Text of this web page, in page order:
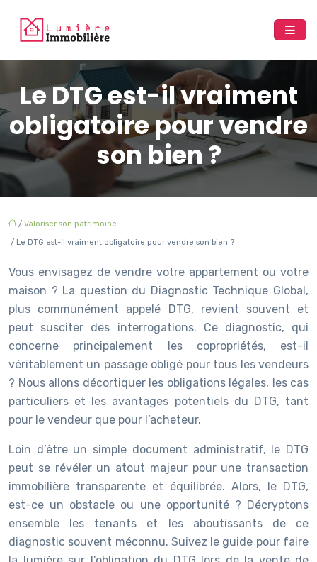
Le DTG est-il vraiment
obligatoire pour vendre
son bien ?
/ Valoriser son patrimoine
/ Le DTG est-il vraiment obligatoire pour vendre son bien ?
Vous envisagez de vendre votre appartement ou votre
maison ? La question du Diagnostic Technique Global,
plus communément appelé DTG, revient souvent et
peut susciter des interrogations. Ce diagnostic, qui
concerne principalement les copropriétés, est-il
véritablement un passage obligé pour tous les vendeurs
? Nous allons décortiquer les obligations légales, les cas
particuliers et les avantages potentiels du DTG, tant
pour le vendeur que pour l’acheteur.
Loin d’être un simple document administratif, le DTG
peut se révéler un atout majeur pour une transaction
immobilière transparente et équilibrée. Alors, le DTG,
est-ce un obstacle ou une opportunité ? Décryptons
ensemble les tenants et les aboutissants de ce
diagnostic souvent méconnu. Suivez le guide pour faire